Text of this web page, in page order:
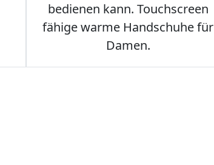
bedienen kann. Touchscreen
fähige warme Handschuhe für
Damen.